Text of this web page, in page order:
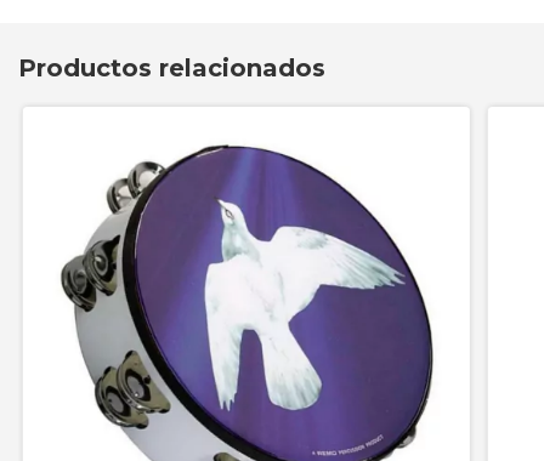
Productos relacionados